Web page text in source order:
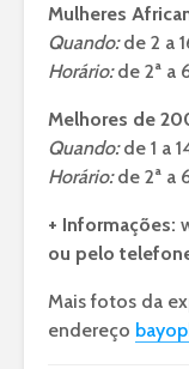
Mulheres
Quando:de 2 a
Horário:de 2ª a
Melhores de
Quando:de 1 a
Horário:de 2ª a
+ Informações:
ou pelo
Mais fotos da
endereço